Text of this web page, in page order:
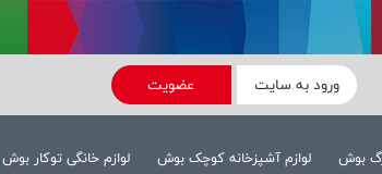
ورود به سایت عضویت
بوش لوازم آشپزخانه کوچک بوش لوازم خانگی توکار بوش